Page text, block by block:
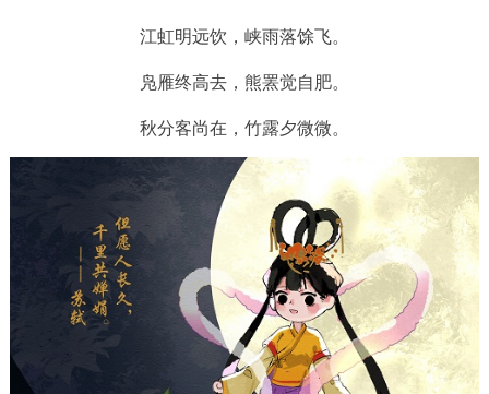
江虹明远饮，峡雨落馀飞。
凫雁终高去，熊罴觉自肥。
秋分客尚在，竹露夕微微。